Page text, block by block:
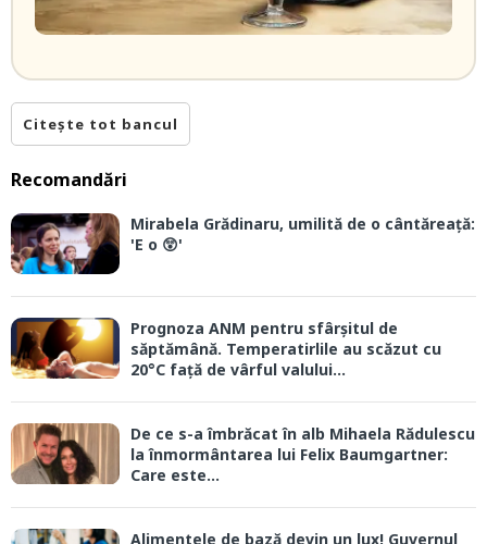
Citește tot bancul
Recomandări
Mirabela Grădinaru, umilită de o cântăreață:
'E o 😲'
Prognoza ANM pentru sfârșitul de
săptămână. Temperatirlile au scăzut cu
20°C față de vârful valului...
De ce s-a îmbrăcat în alb Mihaela Rădulescu
la înmormântarea lui Felix Baumgartner:
Care este...
Alimentele de bază devin un lux! Guvernul